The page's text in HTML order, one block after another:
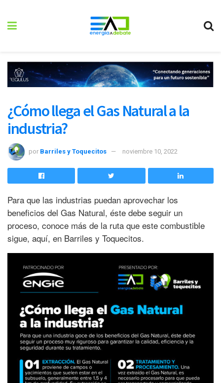
¿Cómo llega el Gas Natural a la
industria?
por Barriles y Toquecitos noviembre 10, 2022
Para que las industrias puedan aprovechar los
beneficios del Gas Natural, éste debe seguir un
proceso, conoce más de la ruta que este combustible
sigue, aquí, en Barriles y Toquecitos.